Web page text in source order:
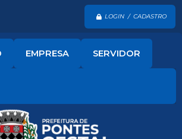
LOGIN / CADASTRO
EMPRESA SERVIDOR